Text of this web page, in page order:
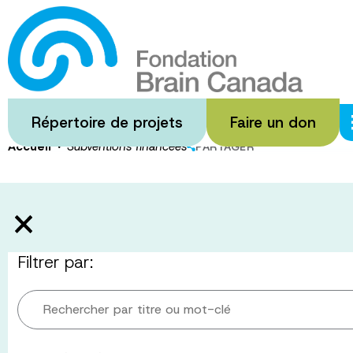
Passer
au
contenu
principal
Répertoire de projets Faire un don
Subventions
Accueil · Subventions financées PARTAGER
Filtrer par:
Rechercher par titre ou mot-clé